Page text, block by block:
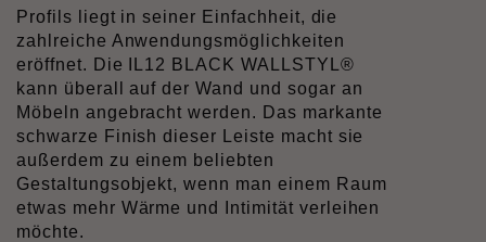
Profils liegt in seiner Einfachheit, die
zahlreiche Anwendungsmöglichkeiten
eröffnet. Die IL12 BLACK WALLSTYL®
kann überall auf der Wand und sogar an
Möbeln angebracht werden. Das markante
schwarze Finish dieser Leiste macht sie
außerdem zu einem beliebten
Gestaltungsobjekt, wenn man einem Raum
etwas mehr Wärme und Intimität verleihen
möchte.